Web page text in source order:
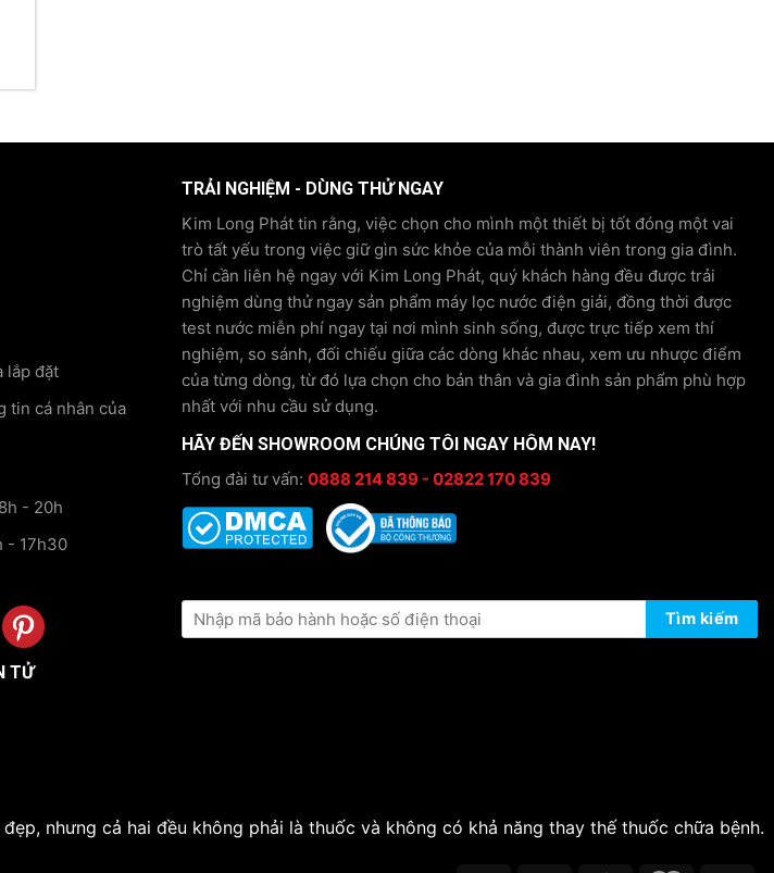
lắp đặt
tin cá nhân của
- 20h
- 17h30
TỬ
TRẢI NGHIỆM - DÙNG THỬ NGAY
Kim Long Phát tin rằng, việc chọn cho mình một thiết bị tốt đóng một vai
trò tất yếu trong việc giữ gìn sức khỏe của mỗi thành viên trong gia đình.
Chỉ cần liên hệ ngay với Kim Long Phát, quý khách hàng đều được trải
nghiệm dùng thử ngay sản phẩm máy lọc nước điện giải, đồng thời được
test nước miễn phí ngay tại nơi mình sinh sống, được trực tiếp xem thí
nghiệm, so sánh, đối chiếu giữa các dòng khác nhau, xem ưu nhược điểm
của từng dòng, từ đó lựa chọn cho bản thân và gia đình sản phẩm phù hợp
nhất với nhu cầu sử dụng.
HÃY ĐẾN SHOWROOM CHÚNG TÔI NGAY HÔM NAY!
Tổng đài tư vấn: 0888 214 839 - 02822 170 839
Tìm kiếm
nhưng cả hai đều không phải là thuốc và không có khả năng thay thế thuốc chữa bệnh.